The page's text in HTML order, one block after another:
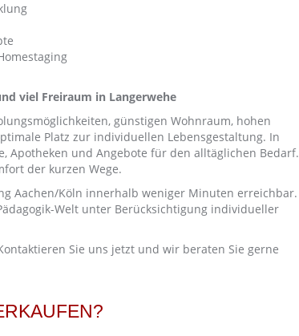
viel Freiraum in Langerwehe
günstigen Wohnraum, hohen
Platz zur individuellen Lebensgestaltung. In
Apotheken und Angebote für den alltäglichen Bedarf.
der kurzen Wege.
Aachen/Köln innerhalb weniger Minuten erreichbar.
Welt unter Berücksichtigung individueller
Sie uns jetzt und wir beraten Sie gerne